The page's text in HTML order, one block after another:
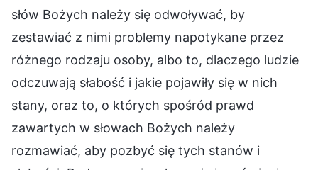
słów Bożych należy się odwoływać, by
zestawiać z nimi problemy napotykane przez
różnego rodzaju osoby, albo to, dlaczego ludzie
odczuwają słabość i jakie pojawiły się w nich
stany, oraz to, o których spośród prawd
zawartych w słowach Bożych należy
rozmawiać, aby pozbyć się tych stanów i